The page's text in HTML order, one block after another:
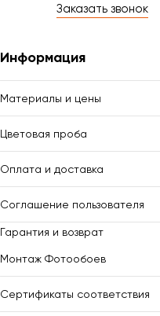
Заказать звонок
Информация
Материалы и цены
Цветовая проба
Оплата и доставка
Соглашение пользователя
Гарантия и возврат
Монтаж Фотообоев
Сертификаты соответствия